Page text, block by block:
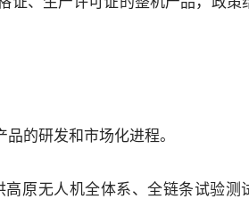
的研发和市场化进程。
原无人机全体系、全链条试验测